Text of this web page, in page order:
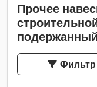
Прочее
подержанный
Фильтр